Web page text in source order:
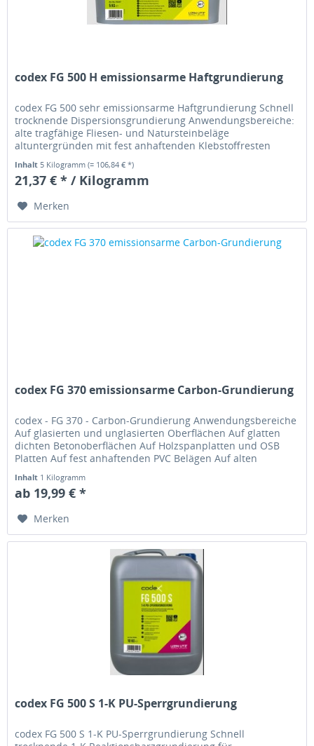
codex FG 500 H emissionsarme Haftgrundierung
codex FG 500 sehr emissionsarme Haftgrundierung Schnell
trocknende Dispersionsgrundierung Anwendungsbereiche:
alte tragfähige Fliesen- und Natursteinbeläge
altuntergründen mit fest anhaftenden Klebstoffresten
Inhalt 5 Kilogramm(= 106,84 € *)
21,37 € * / Kilogramm
Merken
codex FG 370 emissionsarme Carbon-Grundierung
codex - FG 370 - Carbon-Grundierung Anwendungsbereiche
Auf glasierten und unglasierten Oberflächen Auf glatten
dichten Betonoberflächen Auf Holzspanplatten und OSB
Platten Auf fest anhaftenden PVC Belägen Auf alten
wasserfesten...
Inhalt 1 Kilogramm
ab 19,99 € *
Merken
codex FG 500 S 1-K PU-Sperrgrundierung
codex FG 500 S 1-K PU-Sperrgrundierung Schnell